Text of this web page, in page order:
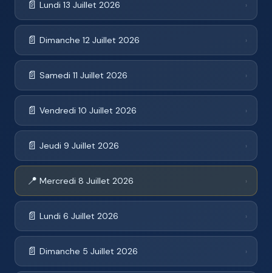
📄 Lundi 13 Juillet 2026 ›
📄 Dimanche 12 Juillet 2026 ›
📄 Samedi 11 Juillet 2026 ›
📄 Vendredi 10 Juillet 2026 ›
📄 Jeudi 9 Juillet 2026 ›
📍 Mercredi 8 Juillet 2026 ›
📄 Lundi 6 Juillet 2026 ›
📄 Dimanche 5 Juillet 2026 ›